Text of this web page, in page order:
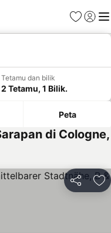
Kegemaran
Daftar
Tetamu dan bilik
2 Tetamu, 1 Bilik.
Peta
di Cologne,
Kongsi